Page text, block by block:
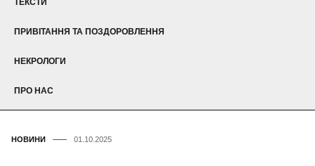
ПРИВІТАННЯ ТА ПОЗДОРОВЛЕННЯ
НЕКРОЛОГИ
ПРО НАС
НОВИНИ 01.10.2025